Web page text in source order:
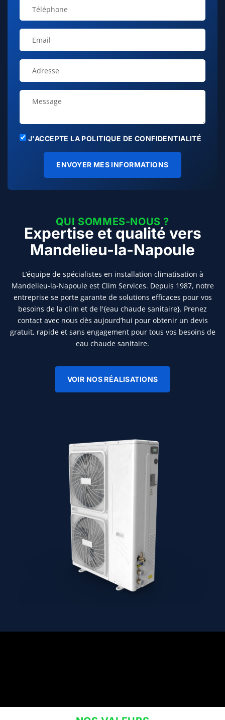
J'ACCEPTE LA POLITIQUE DE CONFIDENTIALITÉ
ENVOYER MES INFORMATIONS
QUI SOMMES-NOUS ?
Expertise et qualité vers
Mandelieu-la-Napoule
L’équipe de spécialistes en installation climatisation à
Mandelieu-la-Napoule est Clim Services. Depuis 1987, notre
entreprise se porte garante de solutions efficaces pour vos
besoins de la clim et de l'{eau chaude sanitaire}. Prenez
contact avec nous dès aujourd’hui pour obtenir un devis
gratuit, rapide et sans engagement pour tous vos besoins de
eau chaude sanitaire.
VOIR NOS RÉALISATIONS